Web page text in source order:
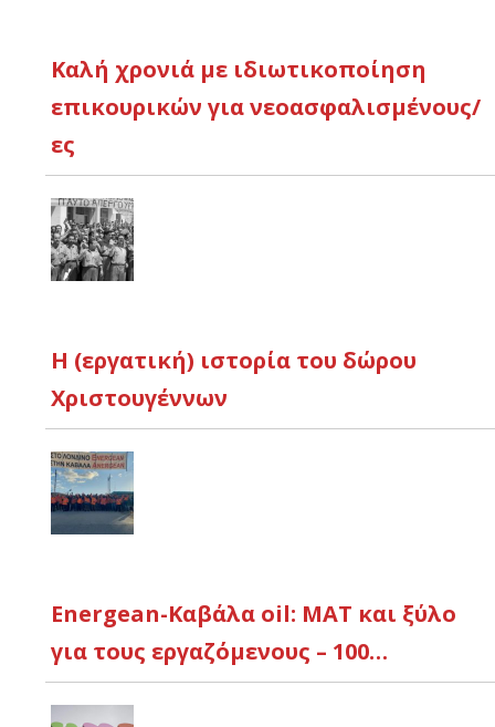
Καλή χρονιά με ιδιωτικοποίηση
επικουρικών για νεοασφαλισμένους/
ες
Η (εργατική) ιστορία του δώρου
Χριστουγέννων
Energean-Καβάλα oil: ΜΑΤ και ξύλο
για τους εργαζόμενους – 100…